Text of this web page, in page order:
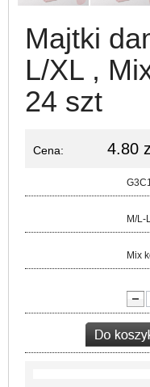
Majtki
L/XL ,
24 szt
Cena: 4.80
M/L-
Mix